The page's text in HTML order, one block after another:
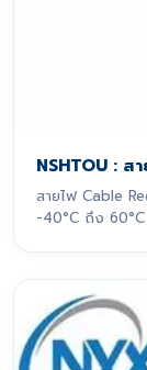
NSHTOU : ส
สายไฟ Cable
-40°C ถึง 60°C